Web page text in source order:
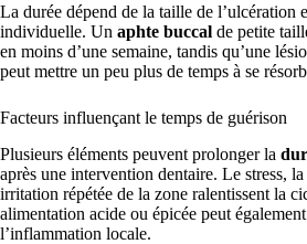
La durée dépend de la taille de l’ulcération
individuelle. Un aphte buccal de petite
en moins d’une semaine, tandis qu’une
peut mettre un peu plus de temps à se
Facteurs influençant le temps de guérison
Plusieurs éléments peuvent prolonger la
après une intervention dentaire. Le stress,
irritation répétée de la zone ralentissent la
alimentation acide ou épicée peut
l’inflammation locale.